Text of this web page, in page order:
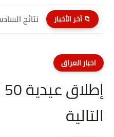
📁 آخر الأخبار
اخبار العراق
التالية